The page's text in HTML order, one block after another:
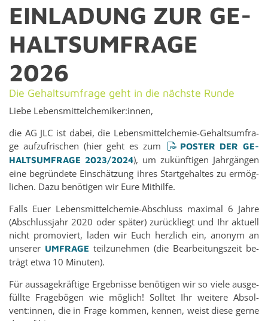
EIN­LA­DUNG ZUR GE­
HALTS­UM­FRA­GE
2026
Die Ge­halts­um­fra­ge geht in die nächs­te Runde
Liebe Le­bens­mit­tel­che­mi­ker:innen,
die AG JLC ist dabei, die Le­bens­mit­tel­che­mie-Ge­halts­um­fra­
ge auf­zu­fri­schen (hier geht es zum
POS­TER DER GE­
HALTS­UM­FRA­GE 2023/2024), um zu­künf­ti­gen Jahr­gän­gen
eine be­grün­de­te Ein­schät­zung ihres Start­ge­hal­tes zu er­mög­
li­chen. Dazu be­nö­ti­gen wir Eure Mit­hil­fe.
Falls Euer Le­bens­mit­tel­che­mie-Ab­schluss ma­xi­mal 6 Jahre
(Ab­schluss­jahr 2020 oder spä­ter) zu­rück­liegt und Ihr ak­tu­ell
nicht pro­mo­viert, laden wir Euch herz­lich ein, an­onym an
un­se­rer UM­FRA­GE teil­zu­neh­men (die Be­ar­bei­tungs­zeit be­
trägt etwa 10 Mi­nu­ten).
Für aus­sa­ge­kräf­ti­ge Er­geb­nis­se be­nö­ti­gen wir so viele aus­ge­
füll­te Fra­ge­bö­gen wie mög­lich! Soll­tet Ihr wei­te­re Ab­sol­
vent:innen, die in Frage kom­men, ken­nen, weist diese gerne